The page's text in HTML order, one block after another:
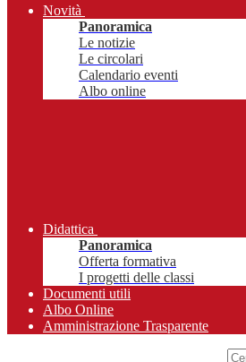
Novità
Panoramica
Le notizie
Le circolari
Calendario eventi
Albo online
Didattica
Panoramica
Offerta formativa
I progetti delle classi
Documenti utili
Albo Online
Amministrazione Trasparente